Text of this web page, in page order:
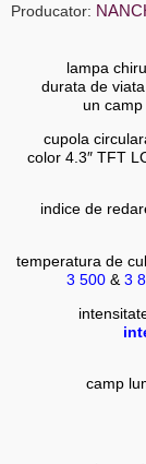
Producator:
lampa
durata de viata
un
cupola
color 4.3″ TFT
indice de
temperatura de
3 500& 3
camp